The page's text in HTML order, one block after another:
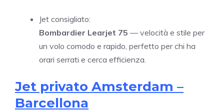
Jet consigliato:
Bombardier Learjet 75 — velocità e stile per
un volo comodo e rapido, perfetto per chi ha
orari serrati e cerca efficienza.
Jet privato Amsterdam –
Barcellona